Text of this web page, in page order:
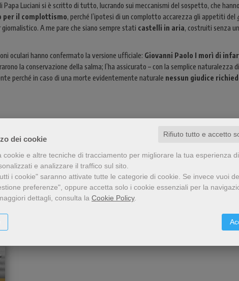
dei cookie
Rifiuto tutto e accetto
cookie e altre tecniche di tracciamento per migliorare la tua esperienza di
e analizzare il traffico sul sito.
i cookie" saranno attivate tutte le categorie di cookie. Se invece vuoi
preferenze", oppure accetta solo i cookie essenziali per la
dettagli, consulta la Cookie Policy.
Papa Luciani si è scritto di tutto, lucrando sui meccanismi del sospetto, che
per il complottismo, perché l’ipotesi di un complotto accarezza gli appetiti del
A me pare che siano sempre stati castelli in aria, costruiti senza
oculari hanno confermato la versione ufficiale: Giovanni Paolo I morì di
la conservazione della salma; l’ha assicurato – con la semplice naturalezza
perché in caso di una morte evidentemente naturale nessun giudice
Scarica il PDF con l'intervista completa
Scopri i libri su Papa Luciani